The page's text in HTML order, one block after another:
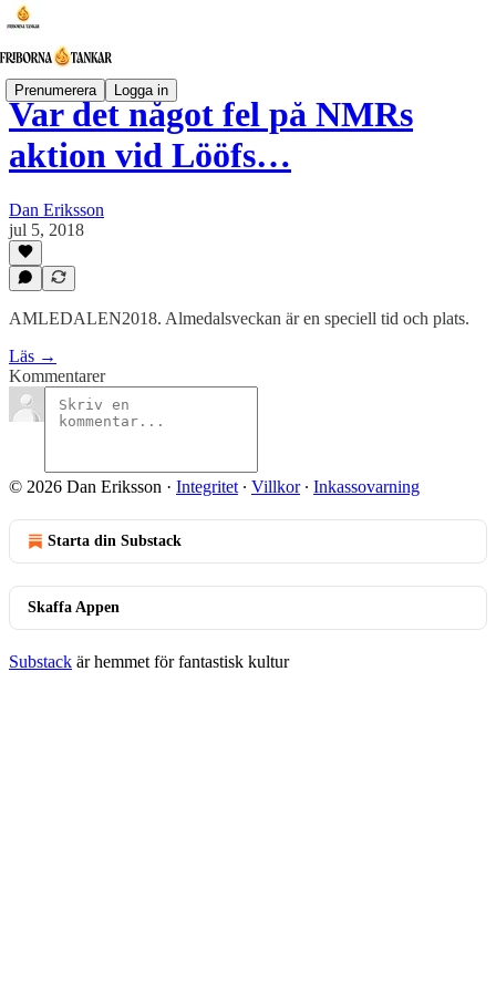
Prenumerera Logga in
Var det något fel på NMRs
aktion vid Lööfs…
Dan Eriksson
jul 5, 2018
AMLEDALEN2018. Almedalsveckan är en speciell tid och plats.
Läs →
Kommentarer
© 2026 Dan Eriksson · Integritet ∙ Villkor∙ Inkassovarning
Starta din Substack
Skaffa Appen
Substack är hemmet för fantastisk kultur